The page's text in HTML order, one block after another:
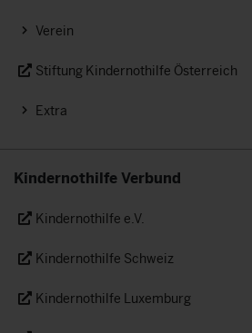
Verein
Stiftung Kindernothilfe Österreich
Extra
Kindernothilfe Verbund
Kindernothilfe e.V.
Kindernothilfe Schweiz
Kindernothilfe Luxemburg